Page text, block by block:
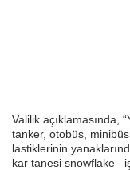
Valilik açıklamasında,
tanker, otobüs,
lastiklerinin
kar tanesi snowflake